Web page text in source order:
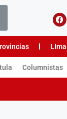
LIma
Columnistas